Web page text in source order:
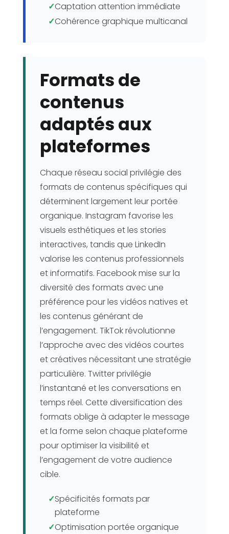
✓Captation attention immédiate
✓Cohérence graphique multicanal
Formats de
contenus
adaptés aux
plateformes
Chaque réseau social privilégie des
formats de contenus spécifiques qui
déterminent largement leur portée
organique. Instagram favorise les
visuels esthétiques et les stories
interactives, tandis que LinkedIn
valorise les contenus professionnels
et informatifs. Facebook mise sur la
diversité des formats avec une
préférence pour les vidéos natives et
les contenus générant de
l’engagement. TikTok révolutionne
l’approche avec des vidéos courtes
et créatives nécessitant une stratégie
particulière. Twitter privilégie
l’instantané et les conversations en
temps réel. Cette diversification des
formats oblige à adapter le message
et la forme selon chaque plateforme
pour optimiser la visibilité et
l’engagement de votre audience
cible.
✓Spécificités formats par
plateforme
✓Optimisation portée organique